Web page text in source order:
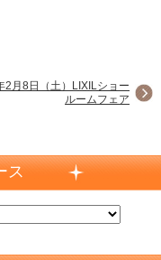
2月8日（土）LIXILショー
ルームフェア
ス